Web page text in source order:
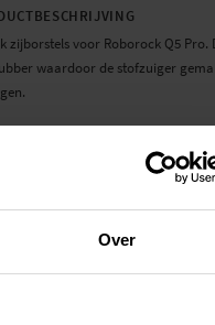
Over
zijborstels voor Roborock Q5
waardoor de stofzuiger
de beste schoonmaakresultaten
regelmatig worden
borstels voor je